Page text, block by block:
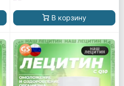
В корзину